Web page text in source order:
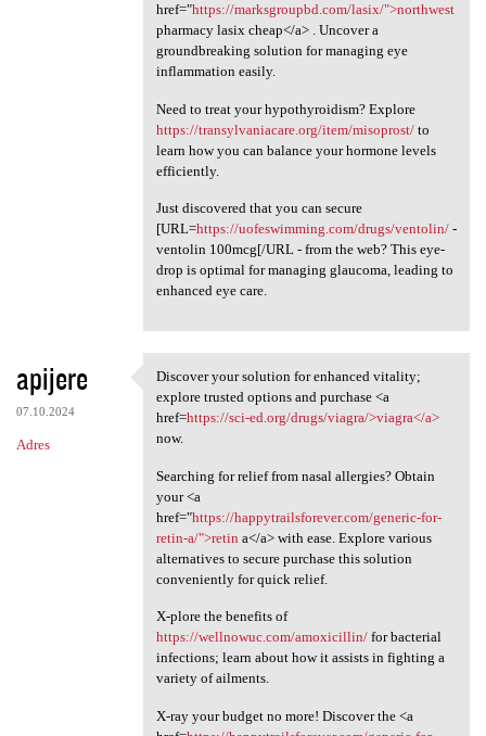
href="https://marksgroupbd.com/lasix/">northwest
pharmacy lasix cheap</a> . Uncover a
groundbreaking solution for managing eye
inflammation easily.
Need to treat your hypothyroidism? Explore
https://transylvaniacare.org/item/misoprost/to
learn how you can balance your hormone levels
efficiently.
Just discovered that you can secure
[URL=https://uofeswimming.com/drugs/ventolin/-
ventolin 100mcg[/URL - from the web? This eye-
drop is optimal for managing glaucoma, leading to
enhanced eye care.
apijere
07.10.2024
Adres
Discover your solution for
Discover your solution for enhanced vitality;
explore trusted options and purchase <a
href=https://sci-ed.org/drugs/viagra/>viagra</a>
now.
Searching for relief from nasal allergies? Obtain
your <a
href="https://happytrailsforever.com/generic-for-
retin-a/">retin a</a> with ease. Explore various
alternatives to secure purchase this solution
conveniently for quick relief.
X-plore the benefits of
https://wellnowuc.com/amoxicillin/for bacterial
infections; learn about how it assists in fighting a
variety of ailments.
X-ray your budget no more! Discover the <a